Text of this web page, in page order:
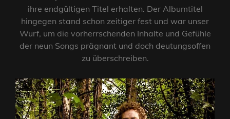
ihre endgültigen Titel erhalten. Der Albumtitel
hingegen stand schon zeitiger fest und war unser
Wurf, um die vorherrschenden Inhalte und Gefühle
der neun Songs prägnant und doch deutungsoffen
zu überschreiben.